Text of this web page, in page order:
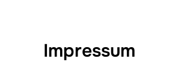
Impressum